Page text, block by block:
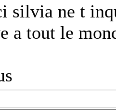
silvia ne t
a tout le